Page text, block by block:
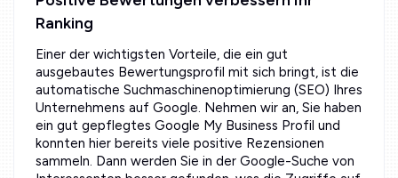
Ranking
Einer der wichtigsten Vorteile, die ein gut
ausgebautes Bewertungsprofil mit sich bringt, ist die
automatische Suchmaschinenoptimierung (SEO) Ihres
Unternehmens auf Google. Nehmen wir an, Sie haben
ein gut gepflegtes Google My Business Profil und
konnten hier bereits viele positive Rezensionen
sammeln. Dann werden Sie in der Google-Suche von